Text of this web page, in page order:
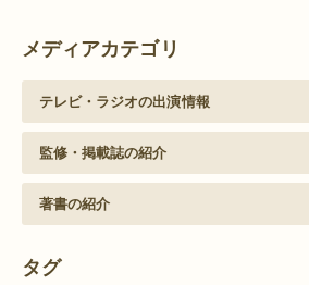
メディアカテゴリ
テレビ・ラジオの出演情報
監修・掲載誌の紹介
著書の紹介
タグ